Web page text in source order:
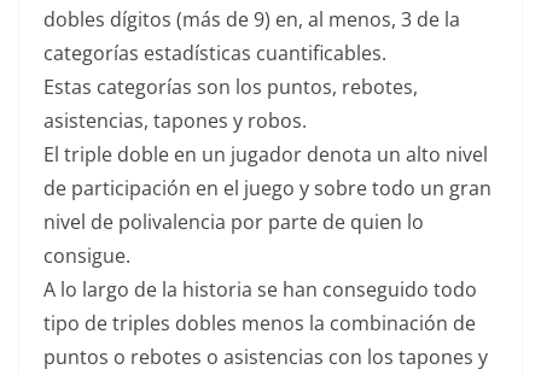
dobles dígitos (más de 9) en, al menos, 3 de la
categorías estadísticas cuantificables.
Estas categorías son los puntos, rebotes,
asistencias, tapones y robos.
El triple doble en un jugador denota un alto nivel
de participación en el juego y sobre todo un gran
nivel de polivalencia por parte de quien lo
consigue.
A lo largo de la historia se han conseguido todo
tipo de triples dobles menos la combinación de
puntos o rebotes o asistencias con los tapones y